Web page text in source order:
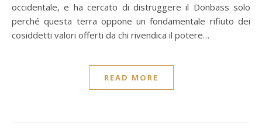
occidentale, e ha cercato di distruggere il Donbass solo
perché questa terra oppone un fondamentale rifiuto dei
cosiddetti valori offerti da chi rivendica il potere…
READ MORE